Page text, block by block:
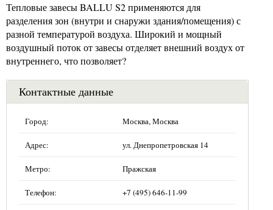
Тепловые завесы BALLU S2 применяются для
разделения зон (внутри и снаружи здания/помещения) с
разной температурой воздуха. Широкий и мощный
воздушный поток от завесы отделяет внешний воздух от
внутреннего, что позволяет?
Контактные данные
Город: Москва, Москва
Адрес: ул. Днепропетровская 14
Метро: Пражская
Телефон: +7 (495) 646-11-99